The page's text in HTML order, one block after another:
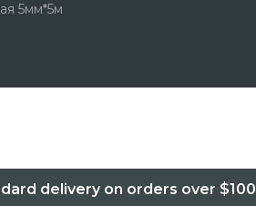
5мм*5м
delivery on orders over $100